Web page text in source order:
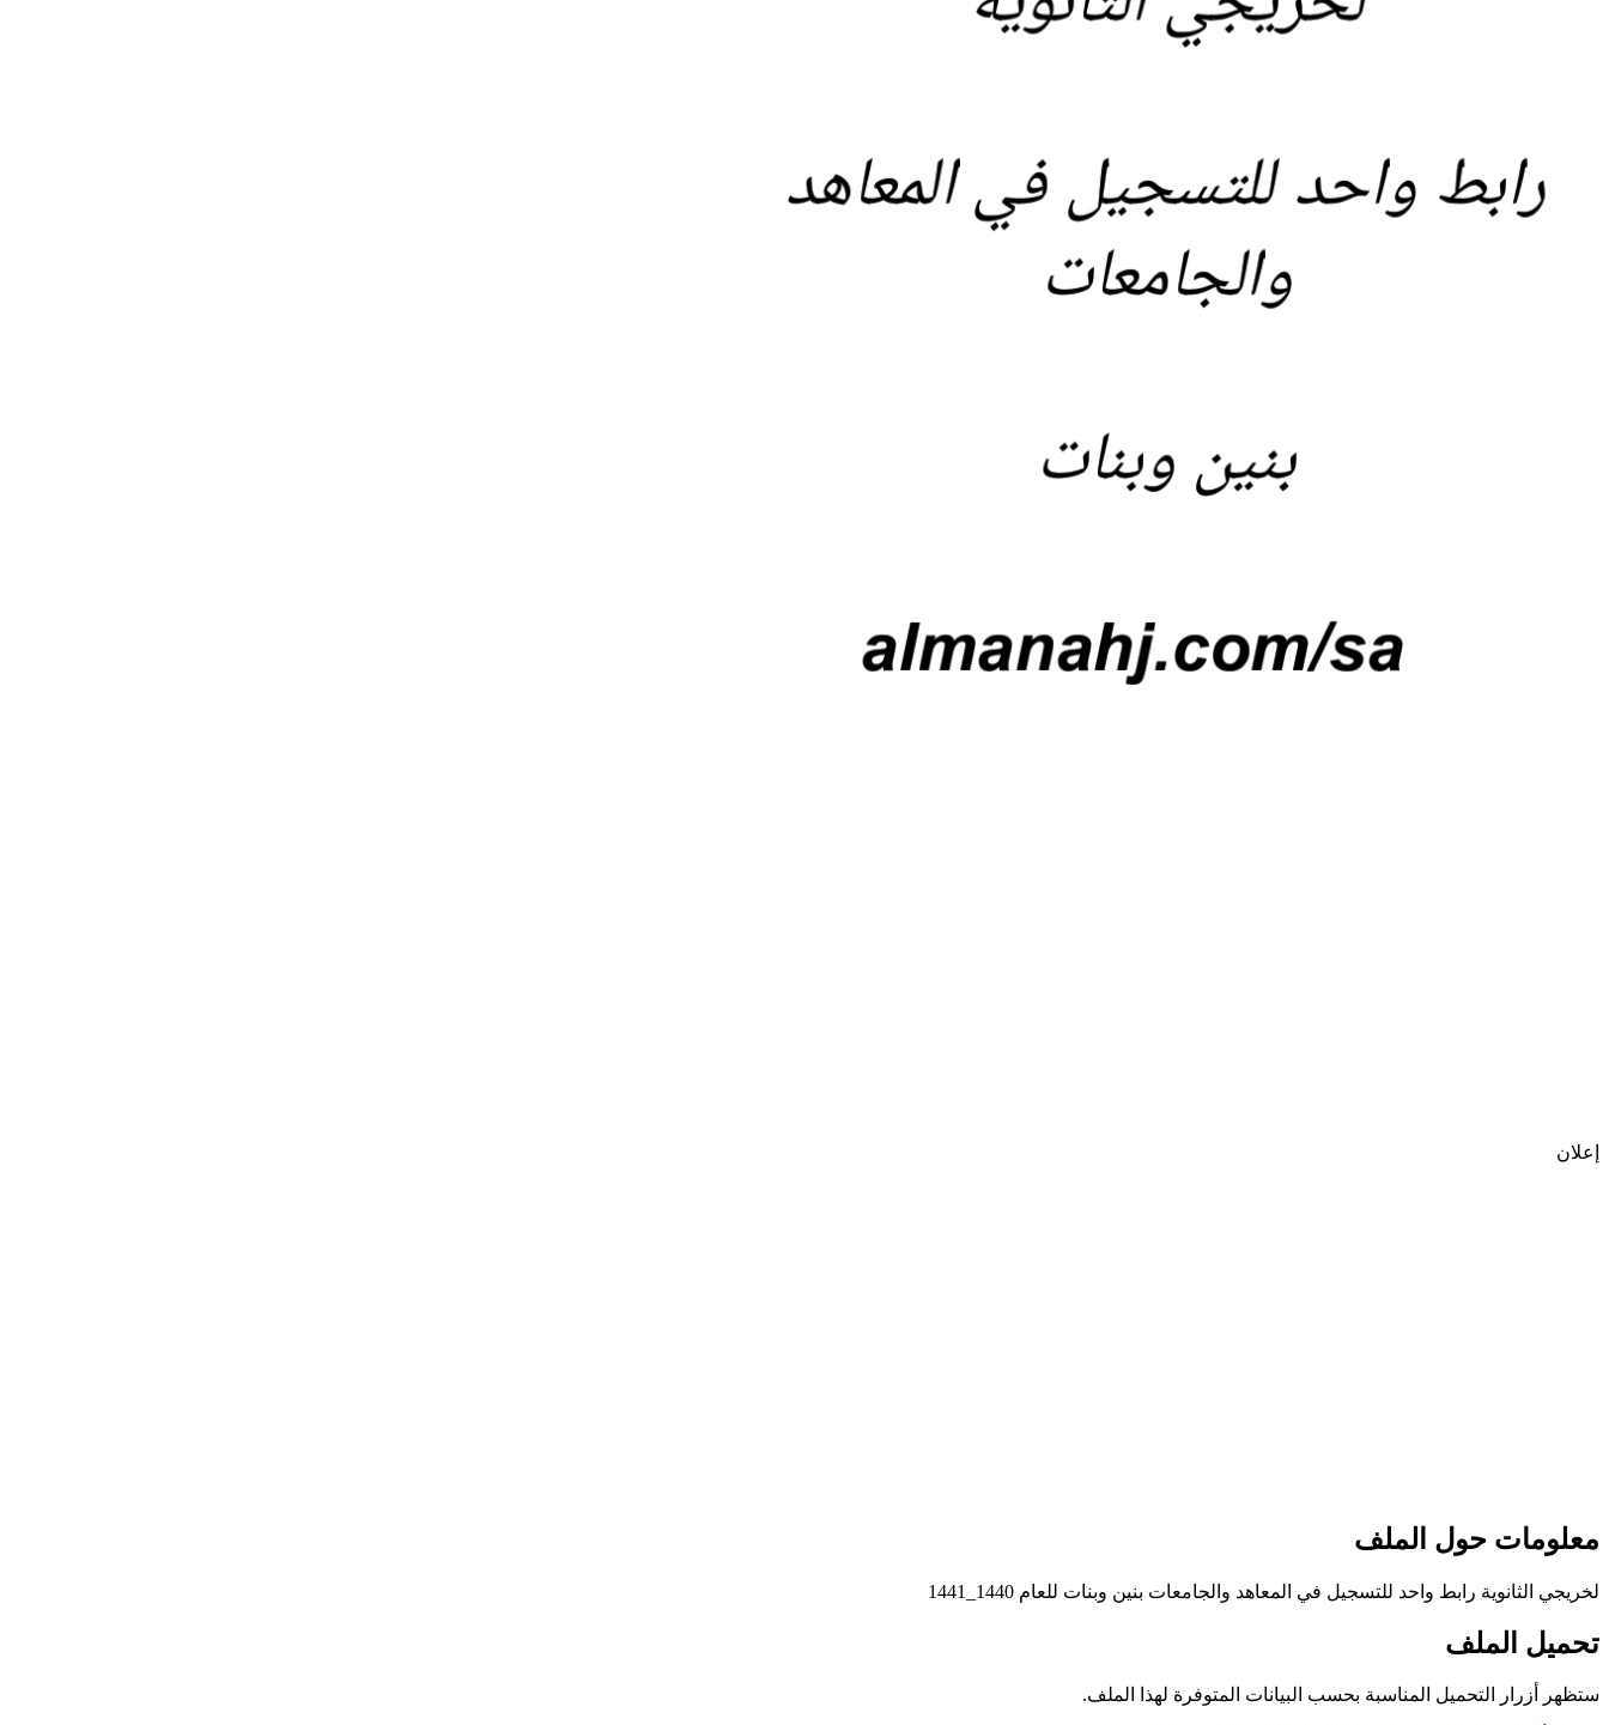
إعلان
معلومات حول الملف
لخريجي الثانوية رابط واحد للتسجيل في المعاهد والجامعات بنين وبنات للعام 1440_1441
تحميل الملف
ستظهر أزرار التحميل المناسبة بحسب البيانات المتوفرة لهذا الملف.